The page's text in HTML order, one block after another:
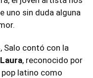
uno sin duda alguna
, Salo contó con la
, reconocido por
latino como